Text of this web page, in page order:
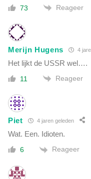
73 Reageer
Merijn Hugens 4
Het lijkt de USSR wel….
11 Reageer
Piet 4 jaren geleden
Wat. Een. Idioten.
6 Reageer